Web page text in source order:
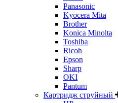
Panasonic
Kyocera Mita
Brother
Konica Minolta
Toshiba
Ricoh
Epson
Sharp
OKI
Pantum
Картридж струйный